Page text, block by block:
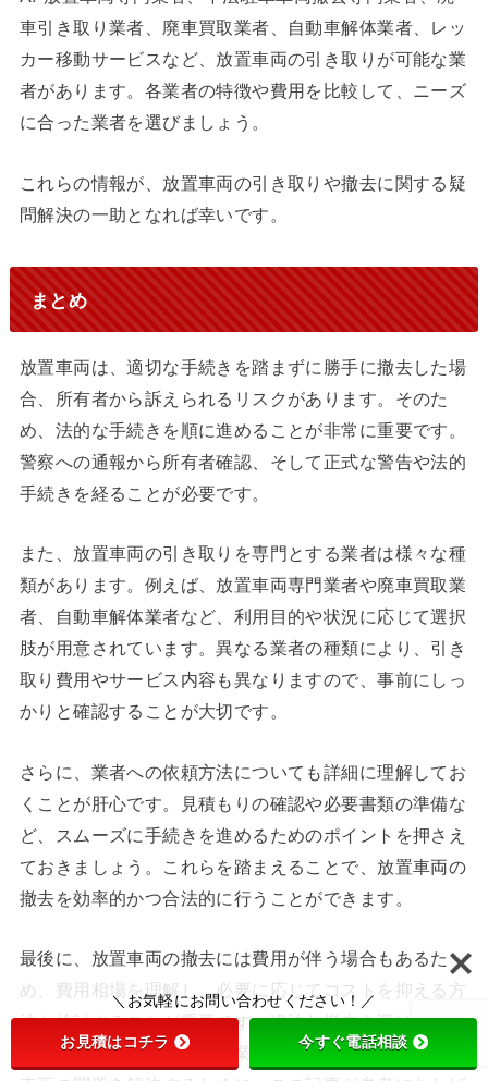
車引き取り業者、廃車買取業者、自動車解体業者、レッ
カー移動サービスなど、放置車両の引き取りが可能な業
者があります。各業者の特徴や費用を比較して、ニーズ
に合った業者を選びましょう。
これらの情報が、放置車両の引き取りや撤去に関する疑
問解決の一助となれば幸いです。
まとめ
放置車両は、適切な手続きを踏まずに勝手に撤去した場
合、所有者から訴えられるリスクがあります。そのた
め、法的な手続きを順に進めることが非常に重要です。
警察への通報から所有者確認、そして正式な警告や法的
手続きを経ることが必要です。
また、放置車両の引き取りを専門とする業者は様々な種
類があります。例えば、放置車両専門業者や廃車買取業
者、自動車解体業者など、利用目的や状況に応じて選択
肢が用意されています。異なる業者の種類により、引き
取り費用やサービス内容も異なりますので、事前にしっ
かりと確認することが大切です。
さらに、業者への依頼方法についても詳細に理解してお
くことが肝心です。見積もりの確認や必要書類の準備な
ど、スムーズに手続きを進めるためのポイントを押さえ
ておきましょう。これらを踏まえることで、放置車両の
撤去を効率的かつ合法的に行うことができます。
最後に、放置車両の撤去には費用が伴う場合もあるた
め、費用相場を理解し、必要に応じてコストを抑える方
法も検討することが重要です。違法な撤去を避けるため
に、正当な手続きと適切な業者選びが不可欠です。放置
＼お気軽にお問い合わせください！／
お見積はコチラ 今すぐ電話相談